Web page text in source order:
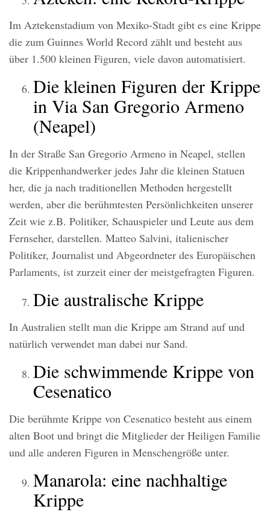
Im Aztekenstadium von Mexiko-Stadt gibt es eine Krippe
die zum Guinnes World Record zählt und besteht aus
über 1.500 kleinen Figuren, viele davon automatisiert.
Die kleinen Figuren der Krippe
in Via San Gregorio Armeno
(Neapel)
In der Straße San Gregorio Armeno in Neapel, stellen
die Krippenhandwerker jedes Jahr die kleinen Statuen
her, die ja nach traditionellen Methoden hergestellt
werden, aber die berühmtesten Persönlichkeiten unserer
Zeit wie z.B. Politiker, Schauspieler und Leute aus dem
Fernseher, darstellen. Matteo Salvini, italienischer
Politiker, Journalist und Abgeordneter des Europäischen
Parlaments, ist zurzeit einer der meistgefragten Figuren.
Die australische Krippe
In Australien stellt man die Krippe am Strand auf und
natürlich verwendet man dabei nur Sand.
Die schwimmende Krippe von
Cesenatico
Die berühmte Krippe von Cesenatico besteht aus einem
alten Boot und bringt die Mitglieder der Heiligen Familie
und alle anderen Figuren in Menschengröße unter.
Manarola: eine nachhaltige
Krippe